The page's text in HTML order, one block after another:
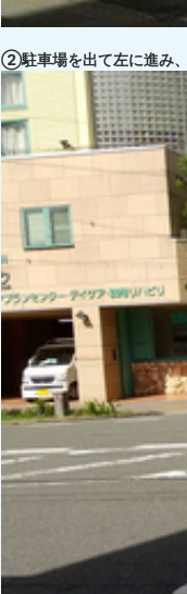
②駐車場を出て左に進み、